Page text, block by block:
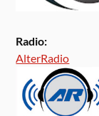
Radio:
AlterRadio